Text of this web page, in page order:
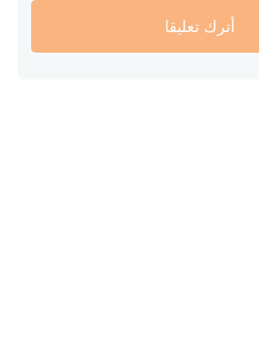
أترك تعليقا